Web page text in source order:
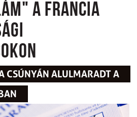
a francia
CSÚNYÁN ALULMARADT A